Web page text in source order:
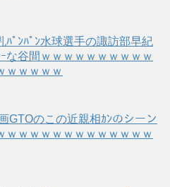
ﾊﾟﾝﾊﾟﾝ水球選手の諏訪部早紀
な谷間ｗｗｗｗｗｗｗｗｗｗ
ｗｗｗｗｗ
GTOのこの近親相ｶﾝのシーン
ｗｗｗｗｗｗｗｗｗｗｗｗｗ